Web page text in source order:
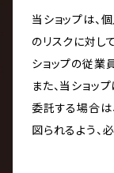
当ショップは、
のリスクに対し
ショップの従業
また、当ショッ
委託する場合
図られるよう、